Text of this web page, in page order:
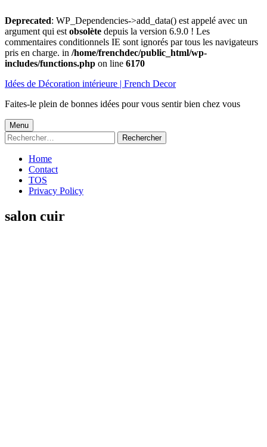
Deprecated: WP_Dependencies->add_data() est appelé avec un
argument qui est obsolète depuis la version 6.9.0 ! Les
commentaires conditionnels IE sont ignorés par tous les navigateurs
pris en charge. in /home/frenchdec/public_html/wp-
includes/functions.php on line 6170
au
Idées de Décoration intérieure | French Decor
Faites-le plein de bonnes idées pour vous sentir bien chez vous
Menu
principal
Menu
Rechercher :
Home
Contact
TOS
Privacy Policy
salon cuir